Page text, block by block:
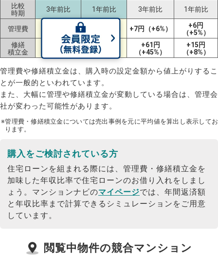
比較
時期
3年前比 1年前比 3年前比 1年前比
管理費
（-15%）
-3円（-3%） +7円（+6%）
+6円
（+5%）
修繕
積立金
+34円
（+34%）
+38円
（+40%）
+61円
（+45%）
+15円
（+8%）
管理費や修繕積立金は、購入時の設定金額から値上がりするこ
とが一般的といわれています。
また、大幅に管理や修繕積立金が変動している場合は、管理会
社が変わった可能性があります。
※管理費・修繕積立金については売出事例を元に平均値を算出し表示してお
ります。
購入をご検討されている方
住宅ローンを組まれる際には、管理費・修繕積立金を
加味した年収比率で住宅ローンのお借り入れをしまし
ょう。 マンションナビのマイページでは、年間返済額
と年収比率まで計算できるシミュレーションをご用意
しています。
閲覧中物件の競合マンション